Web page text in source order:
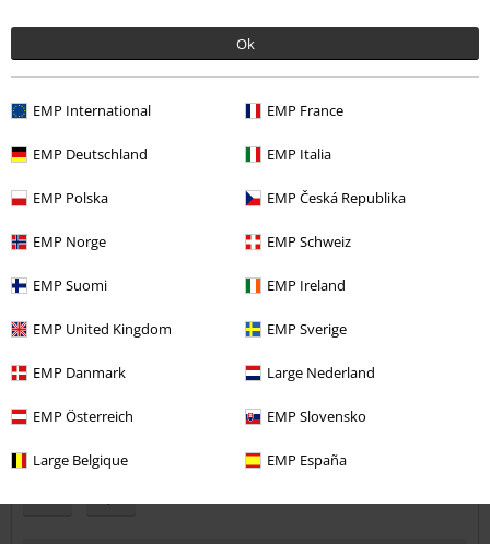
Ok
EMP International EMP France
EMP Deutschland EMP Italia
EMP Polska EMP Česká Republika
EMP Norge EMP Schweiz
EMP Suomi EMP Ireland
EMP United Kingdom EMP Sverige
EMP Danmark Large Nederland
EMP Österreich EMP Slovensko
Large Belgique EMP España
Das Kleid hat meine Erwartungen weit übertroffen, mega schön,
Passform
Weite
zu eng
perfekt
zu kurz
perfekt
Verifizierte Rezension
War diese Bewertung hilfreich für dich?